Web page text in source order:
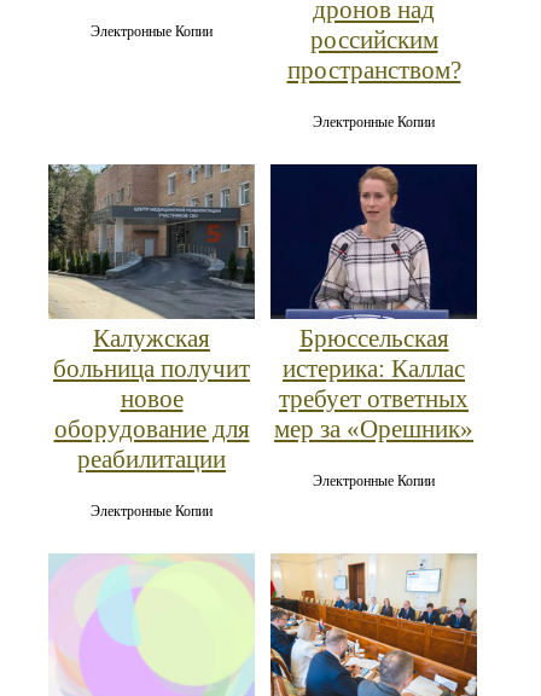
Электронные Копии
дронов над
российским
пространством?
Электронные Копии
Калужская
больница получит
новое
оборудование для
реабилитации
Электронные Копии
Брюссельская
истерика: Каллас
требует ответных
мер за «Орешник»
Электронные Копии